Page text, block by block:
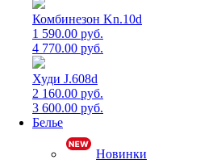
Комбинезон Kn.10d
1 590.00 руб.
4 770.00 руб.
Худи J.608d
2 160.00 руб.
3 600.00 руб.
Белье
Новинки